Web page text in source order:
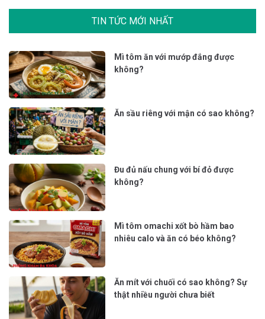
TIN TỨC MỚI NHẤT
Mì tôm ăn với mướp đắng được
không?
Ăn sầu riêng với mận có sao không?
Đu đủ nấu chung với bí đỏ được
không?
Mì tôm omachi xốt bò hầm bao
nhiêu calo và ăn có béo không?
Ăn mít với chuối có sao không? Sự
thật nhiều người chưa biết